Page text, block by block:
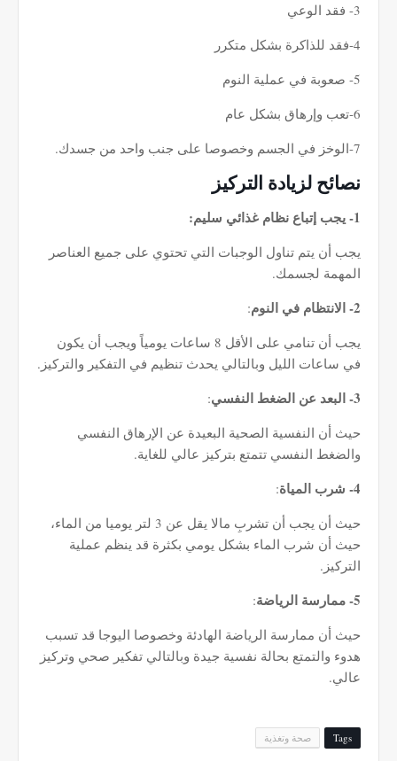
3- فقد الوعي
4-فقد للذاكرة بشكل متكرر
5- صعوبة في عملية النوم
6-تعب وإرهاق بشكل عام
7-الوخز في الجسم وخصوصا على جنب واحد من جسدك.
نصائح لزيادة التركيز
1- يجب إتباع نظام غذائي سليم:
يجب أن يتم تناول الوجبات التي تحتوي على جميع العناصر
المهمة لجسمك.
2- الانتظام في النوم
:
يجب أن تنامي على الأقل 8 ساعات يومياً ويجب أن يكون
في ساعات الليل وبالتالي يحدث تنظيم في التفكير والتركيز.
3- البعد عن الضغط النفسي
:
حيث أن النفسية الصحية البعيدة عن الإرهاق النفسي
والضغط النفسي تتمتع بتركيز عالي للغاية.
4- شرب المياة
:
حيث أن يجب أن تشربِ مالا يقل عن 3 لتر يوميا من الماء،
حيث أن شرب الماء بشكل يومي بكثرة قد ينظم عملية
التركيز.
5- ممارسة الرياضة
:
حيث أن ممارسة الرياضة الهادئة وخصوصا اليوجا قد تسبب
هدوء والتمتع بحالة نفسية جيدة وبالتالي تفكير صحي وتركيز
عالي.
Tags صحة وتغذية